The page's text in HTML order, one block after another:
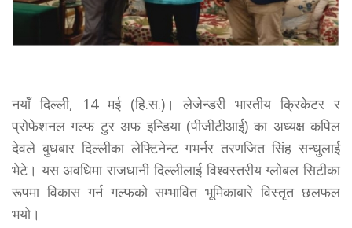
नयाँ दिल्ली, 14 मई (हि.स.)। लेजेन्डरी भारतीय क्रिकेटर र
प्रोफेशनल गल्फ टुर अफ इन्डिया (पीजीटीआई) का अध्यक्ष कपिल
देवले बुधबार दिल्लीका लेफ्टिनेन्ट गभर्नर तरणजित सिंह सन्धुलाई
भेटे। यस अवधिमा राजधानी दिल्लीलाई विश्वस्तरीय ग्लोबल सिटीका
रूपमा विकास गर्न गल्फको सम्भावित भूमिकाबारे विस्तृत छलफल
भयो।